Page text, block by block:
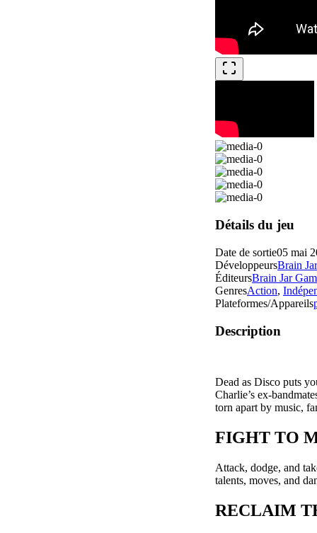
Détails du jeu
Date de sortie05 mai
DéveloppeursBrain
ÉditeursBrain Jar
GenresAction,
Plateformes/Appareils
Description
Dead as Disco puts
Charlie’s ex-
torn apart by music,
FIGHT TO
Attack, dodge, and
talents, moves, and
RECLAIM